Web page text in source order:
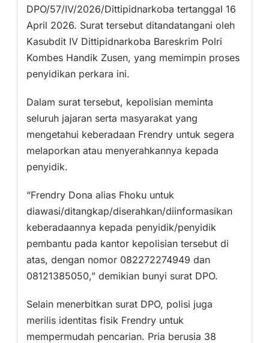
DPO/57/IV/2026/Dittipidnarkoba tertanggal 16
April 2026. Surat tersebut ditandatangani oleh
Kasubdit IV Dittipidnarkoba Bareskrim Polri
Kombes Handik Zusen, yang memimpin proses
penyidikan perkara ini.
Dalam surat tersebut, kepolisian meminta
seluruh jajaran serta masyarakat yang
mengetahui keberadaan Frendry untuk segera
melaporkan atau menyerahkannya kepada
penyidik.
“Frendry Dona alias Fhoku untuk
diawasi/ditangkap/diserahkan/diinformasikan
keberadaannya kepada penyidik/penyidik
pembantu pada kantor kepolisian tersebut di
atas, dengan nomor 082272274949 dan
08121385050,” demikian bunyi surat DPO.
Selain menerbitkan surat DPO, polisi juga
merilis identitas fisik Frendry untuk
mempermudah pencarian. Pria berusia 38